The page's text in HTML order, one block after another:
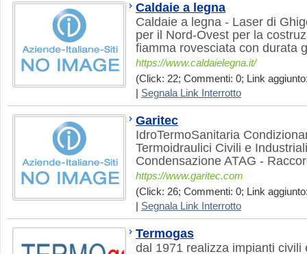
Caldaie a legna
Caldaie a legna - Laser di
per il Nord-Ovest per la
fiamma rovesciata con durata
https://www.caldaielegna.it/
(Click: 22; Commenti: 0; Link
Segnala Link Interrotto
Garitec
IdroTermoSanitaria
Termoidraulici Civili e
Condensazione ATAG -
https://www.garitec.com
(Click: 26; Commenti: 0; Link
Segnala Link Interrotto
Termogas
dal 1971 realizza impianti civili